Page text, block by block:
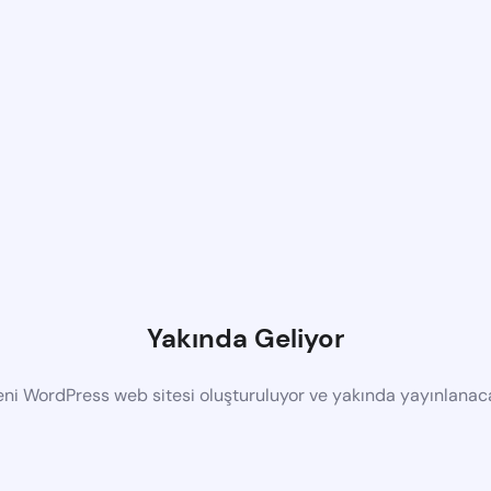
Yakında Geliyor
WordPress web sitesi oluşturuluyor ve yakında